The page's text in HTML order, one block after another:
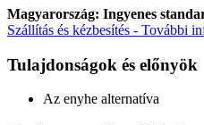
Magyarország: Ingyenes
Szállítás és kézbesítés - További
Tulajdonságok és előnyök
Az enyhe alternatíva